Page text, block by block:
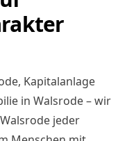
Kapitalanlage
in Walsrode – wir
jeder